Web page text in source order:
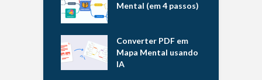
Mental (em 4 passos)
Converter PDF em
Mapa Mental usando
IA